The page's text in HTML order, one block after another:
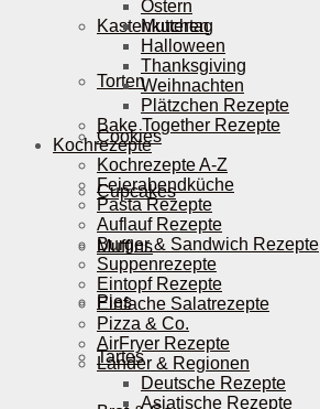
Kastenkuchen
Torten
Cookies
Cupcakes
Muffins
Pies
Tartes
Ostern
Muttertag
Halloween
Thanksgiving
Weihnachten
Plätzchen Rezepte
Bake Together Rezepte
Kochrezepte
Kochrezepte A-Z
Feierabendküche
Pasta Rezepte
Auflauf Rezepte
Burger & Sandwich Rezepte
Suppenrezepte
Eintopf Rezepte
Einfache Salatrezepte
Pizza & Co.
AirFryer Rezepte
Länder & Regionen
Deutsche Rezepte
Asiatische Rezepte